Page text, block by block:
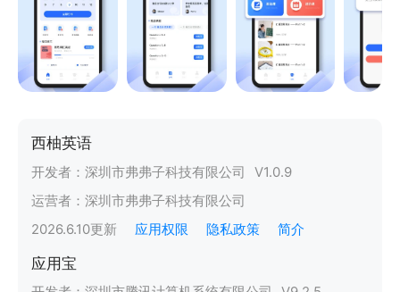
西柚英语
开发者： 深圳市弗弗子科技有限公司 V1.0.9
运营者： 深圳市弗弗子科技有限公司
2026.6.10更新 应用权限 隐私政策 简介
应用宝